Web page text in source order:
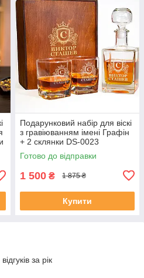
Подарунковий набір для віскі
з гравіюванням імені Графін
+ 2 склянки DS-0023
Готово до відправки
1 500 ₴ 1 875 ₴
Купити
за рік